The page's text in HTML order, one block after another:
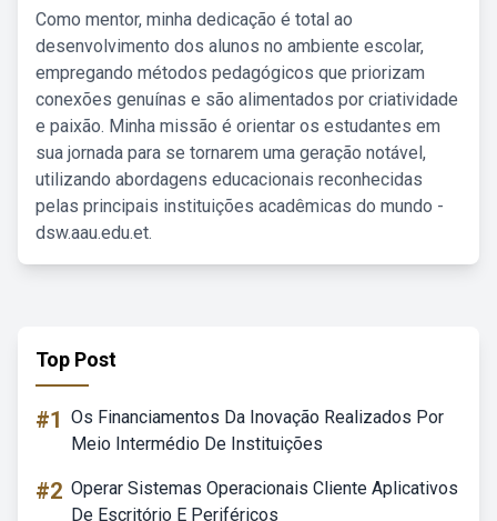
Como mentor, minha dedicação é total ao
desenvolvimento dos alunos no ambiente escolar,
empregando métodos pedagógicos que priorizam
conexões genuínas e são alimentados por criatividade
e paixão. Minha missão é orientar os estudantes em
sua jornada para se tornarem uma geração notável,
utilizando abordagens educacionais reconhecidas
pelas principais instituições acadêmicas do mundo -
dsw.aau.edu.et.
Top Post
#1 Os Financiamentos Da Inovação Realizados Por
Meio Intermédio De Instituições
#2 Operar Sistemas Operacionais Cliente Aplicativos
De Escritório E Periféricos